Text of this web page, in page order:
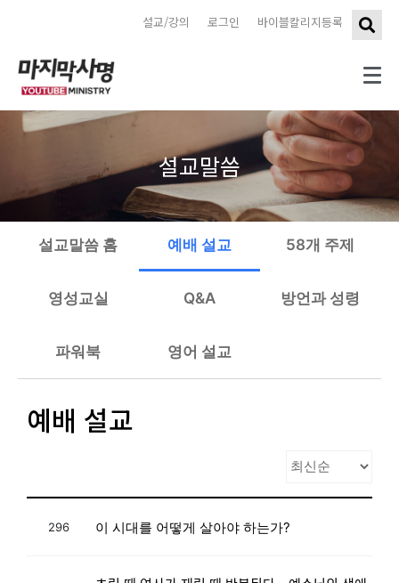
바이블칼리지등록
로그인
설교/강의
설교말씀
설교말씀 홈 예배 설교 58개 주제
영성교실 Q&A 방언과 성령
파워북 영어 설교
예배 설교
296 이 시대를 어떻게 살아야 하는가?